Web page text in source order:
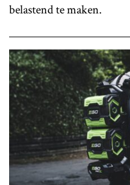
belastend te maken.